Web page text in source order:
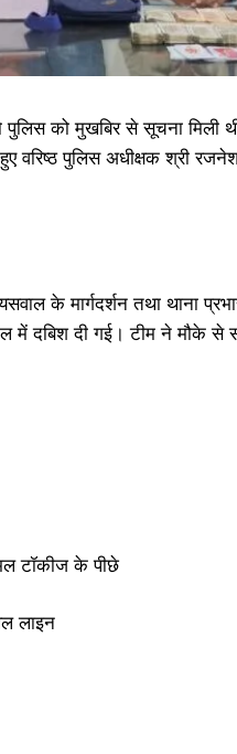
को मुखबिर से सूचना मिली
पुलिस अधीक्षक श्री रजनेश
के मार्गदर्शन तथा थाना
दबिश दी गई। टीम ने मौके से
टॉकीज के पीछे
लाइन